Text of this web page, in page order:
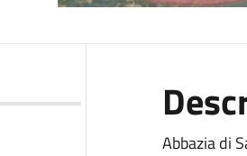
Abbazia di